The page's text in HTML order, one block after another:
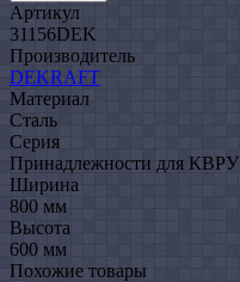
Артикул
31156DEK
Производитель
DEKRAFT
Материал
Сталь
Серия
Принадлежности для КВРУ
Ширина
800 мм
Высота
600 мм
Похожие товары